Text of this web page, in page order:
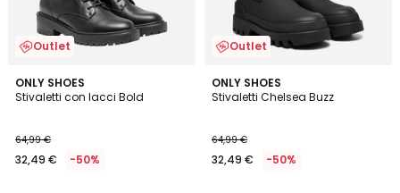
Outlet
ONLY SHOES
Stivaletti con lacci Bold
64,99 €
32,49 € -50%
4,2
/ 5
Outlet
ONLY SHOES
Stivaletti Chelsea Buzz
64,99 €
32,49 € -50%
3,7
/ 5
2
Colori